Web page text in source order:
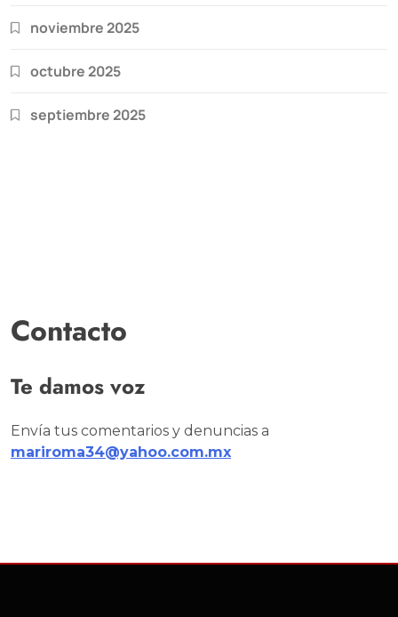
noviembre 2025
octubre 2025
septiembre 2025
Contacto
Te damos voz
Envía tus comentarios y denuncias a
mariroma34@yahoo.com.mx